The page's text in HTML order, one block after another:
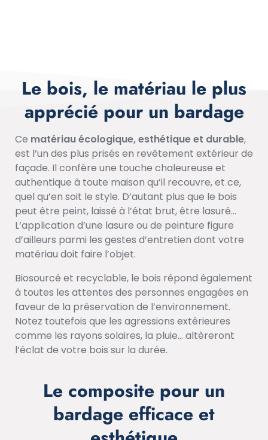
Le bois, le matériau le plus
apprécié pour un bardage
Ce matériau écologique, esthétique et durable,
est l’un des plus prisés en revêtement extérieur de
façade. Il confère une touche chaleureuse et
authentique à toute maison qu’il recouvre, et ce,
quel qu’en soit le style. D’autant plus que le bois
peut être peint, laissé à l’état brut, être lasuré…
L’application d’une lasure ou de peinture figure
d’ailleurs parmi les gestes d’entretien dont votre
matériau doit faire l’objet.
Biosourcé et recyclable, le bois répond également
à toutes les attentes des personnes engagées en
faveur de la préservation de l’environnement.
Notez toutefois que les agressions extérieures
comme les rayons solaires, la pluie… altèreront
l’éclat de votre bois sur la durée.
Le composite pour un
bardage efficace et